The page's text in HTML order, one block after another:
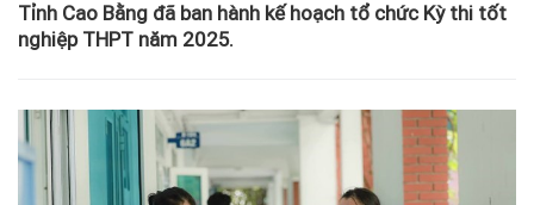
Tỉnh Cao Bằng đã ban hành kế hoạch tổ chức Kỳ thi tốt
nghiệp THPT năm 2025.